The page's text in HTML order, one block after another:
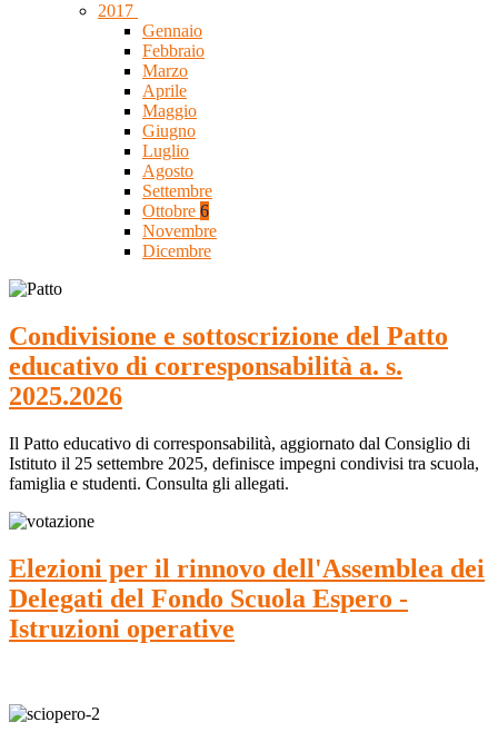
2017
Gennaio
Febbraio
Marzo
Aprile
Maggio
Giugno
Luglio
Agosto
Settembre
Ottobre 6
Novembre
Dicembre
Condivisione e sottoscrizione del Patto
educativo di corresponsabilità a. s.
2025.2026
Il Patto educativo di corresponsabilità, aggiornato dal Consiglio di
Istituto il 25 settembre 2025, definisce impegni condivisi tra scuola,
famiglia e studenti. Consulta gli allegati.
Elezioni per il rinnovo dell'Assemblea dei
Delegati del Fondo Scuola Espero -
Istruzioni operative